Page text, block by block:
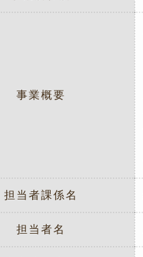
事業概要
担当者課係名
担当者名